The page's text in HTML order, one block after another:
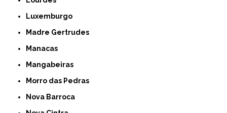
Luxemburgo
Madre Gertrudes
Manacas
Mangabeiras
Morro das Pedras
Nova Barroca